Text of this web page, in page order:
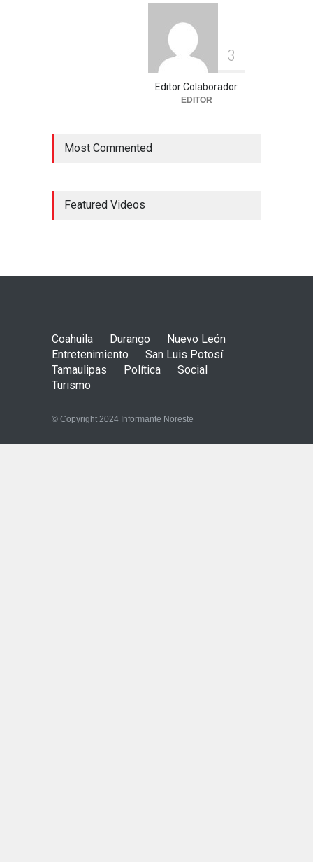
3
Editor Colaborador
EDITOR
Most Commented
Featured Videos
Coahuila Durango
Nuevo León
Entretenimiento
San Luis Potosí
Tamaulipas
Política
Social
Turismo
© Copyright 2024 Informante Noreste